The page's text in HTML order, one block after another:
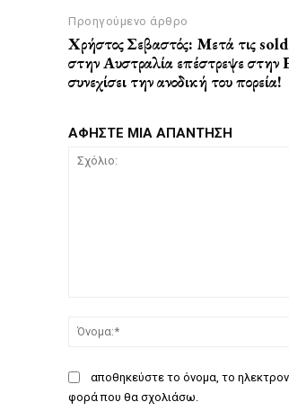
Προηγούμενο άρθρο
Χρήστος Σεβαστός: Μετά τις sold
στην Αυστραλία επέστρεψε στην
συνεχίσει την ανοδική του πορεία!
ΑΦΗΣΤΕ ΜΙΑ ΑΠΑΝΤΗΣΗ
αποθηκεύστε το όνομα, το
φορά που θα σχολιάσω.